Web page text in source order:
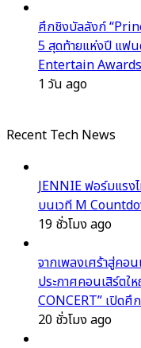
ศึกชิงบัลลังก์
5 สุดท้ายแห่งปี แฟน
Entertain
1 วัน ago
Recent Tech News
JENNIE ฟอร์มแรง
บนเวที M
19 ชั่วโมง ago
จากเพลงเศร้าสู่คอ
ประกาศคอนเสิร์ตใ
CONCERT” เปิด
20 ชั่วโมง ago